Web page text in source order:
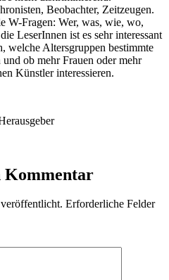
Beobachter, Zeitzeugen.
W-Fragen: Wer, was, wie, wo,
LeserInnen ist es sehr interessant
welche Altersgruppen bestimmte
ob mehr Frauen oder mehr
Künstler interessieren.
Kommentar
Erforderliche Felder